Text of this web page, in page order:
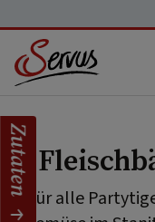
Für alle
Zutaten